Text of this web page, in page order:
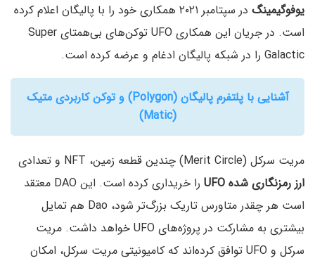
یوفوگیمینگ
در سپتامبر ۲۰۲۱ همکاری خود را با پالیگان اعلام کرده
است. در جریان این همکاری UFO توکن‌های بی‌همتای Super
Galactic را در شبکه پالیگان ادغام و عرضه کرده است.
آشنایی با پلتفرم پالیگان (Polygon) و توکن کاربردی متیک
(Matic)
مریت سرکل (Merit Circle) چندین قطعه زمین، NFT و تعدادی
ارز رمزنگاری شده UFO
را خریداری کرده است. این DAO معتقد
است هر چقدر متاورس تاریک بزرگ‌تر شود، Dao هم تمایل
بیشتری به مشارکت در پروژه‌های UFO خواهد داشت. مریت
سرکل و UFO توافق کرده‌اند که کامیونیتی مریت سرکل، امکان